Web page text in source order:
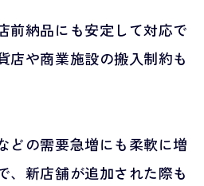
前納品にも安定して対応で
店や商業施設の搬入制約も
どの需要急増にも柔軟に増
、新店舗が追加された際も